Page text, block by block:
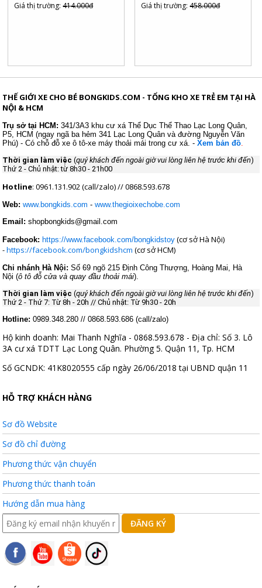
Giá thị trường:414.000đ Giá thị trường:458.000đ
THẾ GIỚI XE CHO BÉ BONGKIDS.COM - TỔNG KHO XE TRẺ EM TẠI HÀ
NỘI & HCM
Trụ sở tại HCM:341/3A3 khu cư xá Thể Dục Thể Thao Lạc Long Quân,
P5, HCM (ngay ngã ba hẻm 341 Lạc Long Quân và đường Nguyễn Văn
Phú) - Có chỗ đỗ xe ô tô-xe máy thoải mái trong cư xá. - Xem bản đồ
Thời gian làm việc (quý khách đến ngoài giờ vui lòng liên hệ trước khi đến)
Thứ 2 - Chủ nhật: từ 8h30 - 21h00
Hotline: 0961.131.902 (call/zalo) // 0868.593.678
Web: www.bongkids.com -www.thegioixechobe.com
Email: shopbongkids@gmail.com
Facebook: https://www.facebook.com/bongkidstoy (cơ sở Hà Nội)
-https://facebook.com/bongkidshcm (cơ sở HCM)
Chi nhánh Hà Nội:Số 69 ngõ 215 Định Công Thượng, Hoàng Mai, Hà
Nội (ô tô đỗ cửa và quay đầu thoải mái).
Thời gian làm việc (quý khách đến ngoài giờ vui lòng liên hệ trước khi đến)
Thứ 2 - Thứ 7: Từ 8h - 20h //Chủ nhật: Từ 9h30 - 20h
Hotline:0989.348.280 // 0868.593.686 (call/zalo)
Hộ kinh doanh: Mai Thanh Nghĩa - 0868.593.678 - Địa chỉ: Số 3. Lô
3A cư xá TDTT Lạc Long Quân. Phường 5. Quận 11, Tp. HCM
Số GCNDK: 41K8020555 cấp ngày 26/06/2018 tại UBND quận 11
HỖ TRỢ KHÁCH HÀNG
Sơ đồ Website
Sơ đồ chỉ đường
Phương thức vận chuyển
Phương thức thanh toán
Hướng dẫn mua hàng